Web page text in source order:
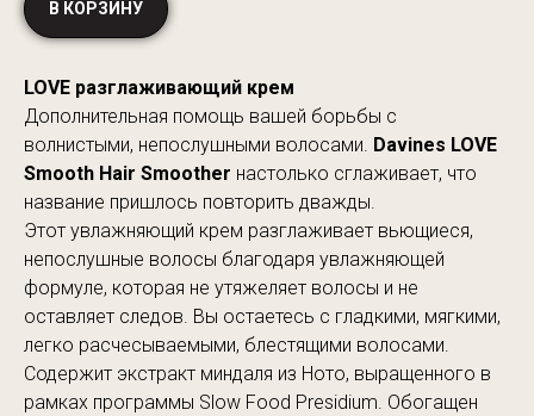
В КОРЗИНУ
LOVE разглаживающий крем
Дополнительная помощь вашей борьбы с
волнистыми, непослушными волосами. Davines LOVE
Smooth Hair Smoother настолько сглаживает, что
название пришлось повторить дважды.
Этот увлажняющий крем разглаживает вьющиеся,
непослушные волосы благодаря увлажняющей
формуле, которая не утяжеляет волосы и не
оставляет следов. Вы остаетесь с гладкими, мягкими,
легко расчесываемыми, блестящими волосами.
Содержит экстракт миндаля из Ното, выращенного в
рамках программы Slow Food Presidium. Обогащен